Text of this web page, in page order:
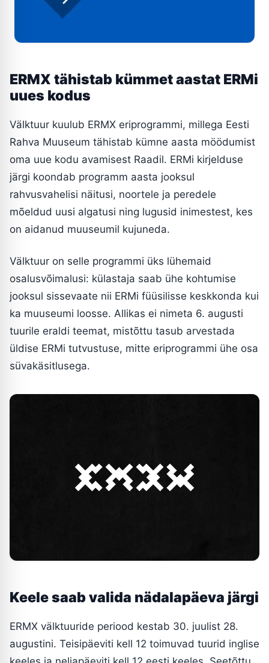
ERMX tähistab kümmet aastat ERMi
uues kodus
Välktuur kuulub ERMX eriprogrammi, millega Eesti
Rahva Muuseum tähistab kümne aasta möödumist
oma uue kodu avamisest Raadil. ERMi kirjelduse
järgi koondab programm aasta jooksul
rahvusvahelisi näitusi, noortele ja peredele
mõeldud uusi algatusi ning lugusid inimestest, kes
on aidanud muuseumil kujuneda.
Välktuur on selle programmi üks lühemaid
osalusvõimalusi: külastaja saab ühe kohtumise
jooksul sissevaate nii ERMi füüsilisse keskkonda kui
ka muuseumi loosse. Allikas ei nimeta 6. augusti
tuurile eraldi teemat, mistõttu tasub arvestada
üldise ERMi tutvustuse, mitte eriprogrammi ühe osa
süvakäsitlusega.
Keele saab valida nädalapäeva järgi
ERMX välktuuride periood kestab 30. juulist 28.
augustini. Teisipäeviti kell 12 toimuvad tuurid inglise